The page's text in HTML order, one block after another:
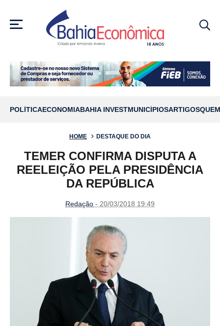
MENU
POLÍTICAECONOMIABAHIA INVESTMUNICÍPIOSARTIGOS
HOME DESTAQUE DO DIA
TEMER CONFIRMA DISPUTA A
REELEIÇÃO PELA PRESIDÊNCIA
DA REPÚBLICA
Redação - 20/03/2018 19:49